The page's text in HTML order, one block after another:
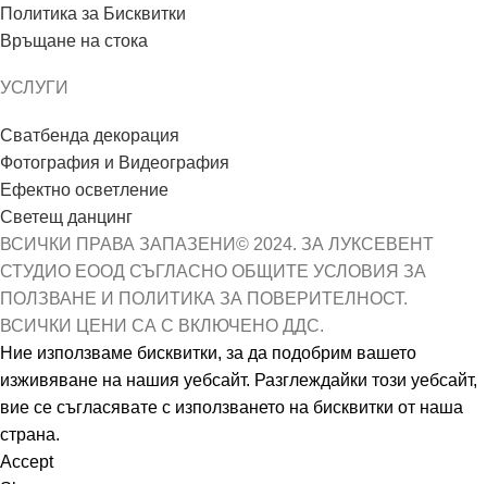
Политика за Бисквитки
Връщане на стока
УСЛУГИ
Сватбенда декорация
Фотография и Видеография
Ефектно осветление
Светещ данцинг
ВСИЧКИ ПРАВА ЗАПАЗЕНИ© 2024. ЗА ЛУКСЕВЕНТ
СТУДИО ЕООД СЪГЛАСНО ОБЩИТЕ УСЛОВИЯ ЗА
ПОЛЗВАНЕ И ПОЛИТИКА ЗА ПОВЕРИТЕЛНОСТ.
ВСИЧКИ ЦЕНИ СА С ВКЛЮЧЕНО ДДС.
Ние използваме бисквитки, за да подобрим вашето
изживяване на нашия уебсайт. Разглеждайки този уебсайт,
вие се съгласявате с използването на бисквитки от наша
страна.
Accept